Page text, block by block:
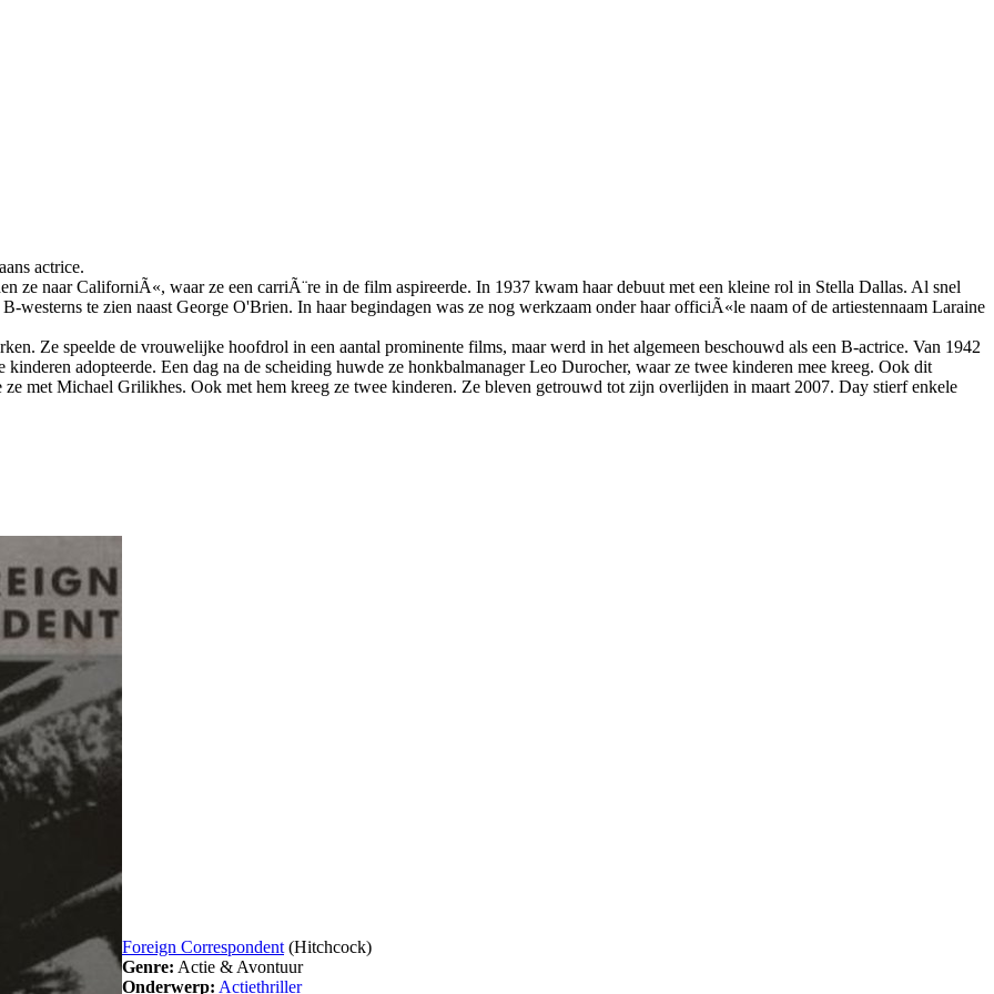
actrice.
ze naar CaliforniÃ«, waar ze een carriÃ¨re in de film aspireerde. In 1937 kwam haar debuut met een kleine rol in Stella Dallas. Al snel
westerns te zien naast George O'Brien. In haar begindagen was ze nog werkzaam onder haar officiÃ«le naam of de artiestennaam Laraine
Ze speelde de vrouwelijke hoofdrol in een aantal prominente films, maar werd in het algemeen beschouwd als een B-actrice. Van 1942
adopteerde. Een dag na de scheiding huwde ze honkbalmanager Leo Durocher, waar ze twee kinderen mee kreeg. Ook dit
met Michael Grilikhes. Ook met hem kreeg ze twee kinderen. Ze bleven getrouwd tot zijn overlijden in maart 2007. Day stierf enkele
Foreign Correspondent(Hitchcock)
Genre: Actie & Avontuur
Onderwerp: Actiethriller